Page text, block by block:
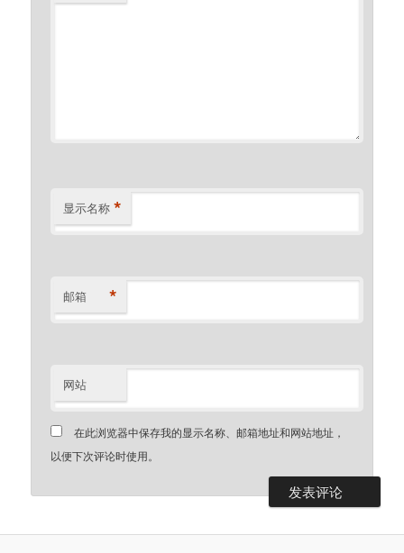
显示名称 *
邮箱 *
网站
在此浏览器中保存我的显示名称、邮箱地址和网站地址，
以便下次评论时使用。